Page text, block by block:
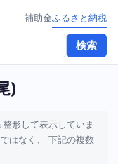
検索
補助金ふるさと納税
)
形して表示していま
はなく、 下記の複数